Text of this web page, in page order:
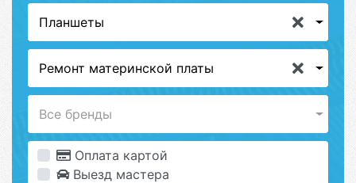
Планшеты
Ремонт материнской платы
Все бренды
Оплата картой
Выезд мастера